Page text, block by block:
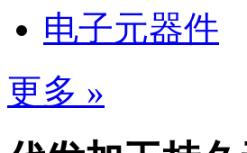
电子元器件
更多 »